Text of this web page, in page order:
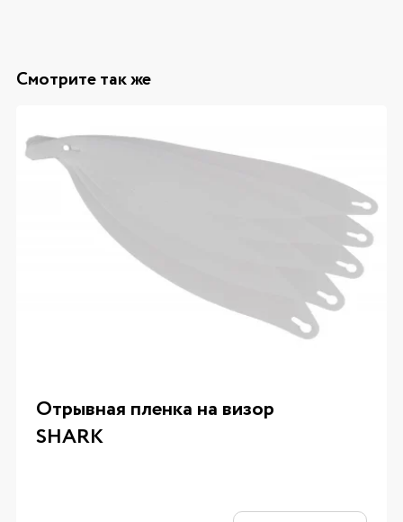
Смотрите так же
Отрывная пленка на визор
SHARK